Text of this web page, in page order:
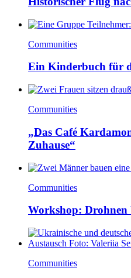
Communities
Ein Kinderbuch für
Communities
„Das Café
Zuhause“
Communities
Workshop:
Communities